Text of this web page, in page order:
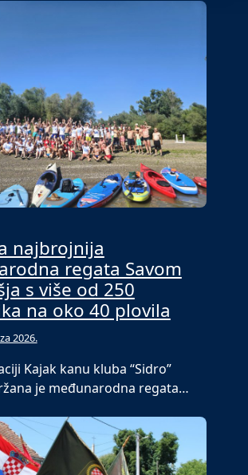
najbrojnija
regata Savom
s više od 250
na oko 40 plovila
2026.
Kajak kanu kluba “Sidro”
je međunarodna regata…